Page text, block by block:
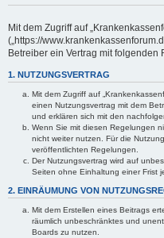
Mit dem Zugriff auf
(„https://
Betreiber ein Vertrag mit
1. NUTZUNGSVERTRAG
Mit dem Zugriff auf
einen Nutzungsvertrag mit dem
und erklären sich mit den
Wenn Sie mit diesen Regelungen
nicht weiter nutzen. Für die
veröffentlichten Regelungen.
Der Nutzungsvertrag wird auf
Seiten ohne Einhaltung einer Frist
2. EINRÄUMUNG VON
Mit dem Erstellen eines Beitrags
räumlich unbeschränktes und
Boards zu nutzen.